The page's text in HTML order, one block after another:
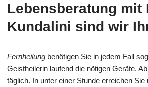
Lebensberatung mit
Kundalini sind wir
Fernheilung benötigen Sie in jedem Fall
Geistheilerin laufend die nötigen Geräte.
täglich. In unter einer Stunde erreichen Sie